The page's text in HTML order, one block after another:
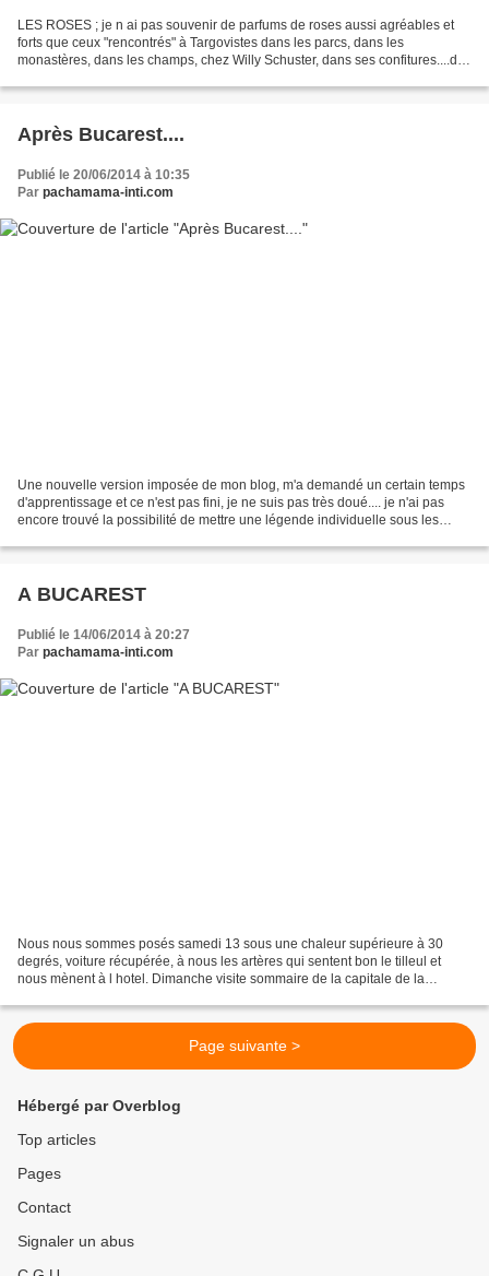
LES ROSES ; je n ai pas souvenir de parfums de roses aussi agréables et
forts que ceux "rencontrés" à Targovistes dans les parcs, dans les
monastères, dans les champs, chez Willy Schuster, dans ses confitures....de
Après Bucarest....
Publié le 20/06/2014 à 10:35
Par pachamama-inti.com
Une nouvelle version imposée de mon blog, m'a demandé un certain temps
d'apprentissage et ce n'est pas fini, je ne suis pas très doué.... je n'ai pas
encore trouvé la possibilité de mettre une légende individuelle sous les
A BUCAREST
Publié le 14/06/2014 à 20:27
Par pachamama-inti.com
Nous nous sommes posés samedi 13 sous une chaleur supérieure à 30
degrés, voiture récupérée, à nous les artères qui sentent bon le tilleul et
nous mènent à l hotel. Dimanche visite sommaire de la capitale de la
Page suivante >
Hébergé par Overblog
Top articles
Pages
Contact
Signaler un abus